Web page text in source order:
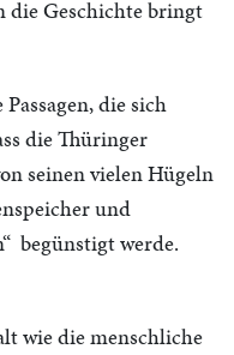
die Geschichte bringt
die sich
die Thüringer
seinen vielen Hügeln
und
begünstigt werde.
wie die menschliche